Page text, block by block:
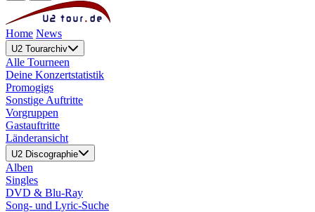
Home News
U2 Tourarchiv
Alle Tourneen
Deine Konzertstatistik
Promogigs
Sonstige Auftritte
Vorgruppen
Gastauftritte
Länderansicht
U2 Discographie
Alben
Singles
DVD & Blu-Ray
Song- und Lyric-Suche